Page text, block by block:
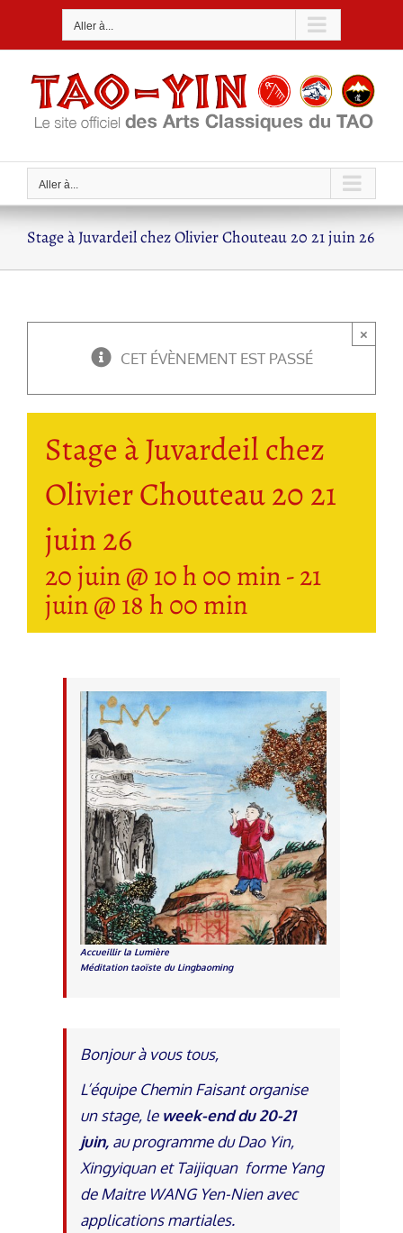
Aller à...
Aller à...
Stage à Juvardeil chez Olivier Chouteau 20 21 juin 26
CET ÉVÈNEMENT EST PASSÉ
×
Stage à Juvardeil chez
Olivier Chouteau 20 21
juin 26
20 juin @ 10 h 00 min-21
juin @ 18 h 00 min
Accueillir la Lumière
Méditation taoïste du Lingbaoming
Bonjour à vous tous,
L’équipe Chemin Faisant organise
un stage, le week-end du 20-21
juin, au programme du Dao Yin,
Xingyiquan et Taijiquan forme Yang
de Maitre WANG Yen-Nien avec
applications martiales.